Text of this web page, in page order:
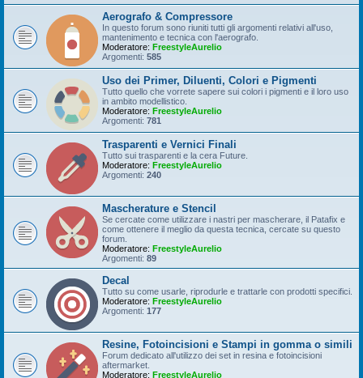
Aerografo & Compressore
In questo forum sono riuniti tutti gli argomenti relativi all'uso,
mantenimento e tecnica con l'aerografo.
Moderatore: FreestyleAurelio
Argomenti: 585
Uso dei Primer, Diluenti, Colori e Pigmenti
Tutto quello che vorrete sapere sui colori i pigmenti e il loro uso
in ambito modellistico.
Moderatore: FreestyleAurelio
Argomenti: 781
Trasparenti e Vernici Finali
Tutto sui trasparenti e la cera Future.
Moderatore: FreestyleAurelio
Argomenti: 240
Mascherature e Stencil
Se cercate come utilizzare i nastri per mascherare, il Patafix e
come ottenere il meglio da questa tecnica, cercate su questo
forum.
Moderatore: FreestyleAurelio
Argomenti: 89
Decal
Tutto su come usarle, riprodurle e trattarle con prodotti specifici.
Moderatore: FreestyleAurelio
Argomenti: 177
Resine, Fotoincisioni e Stampi in gomma o simili
Forum dedicato all'utilizzo dei set in resina e fotoincisioni
aftermarket.
Moderatore: FreestyleAurelio